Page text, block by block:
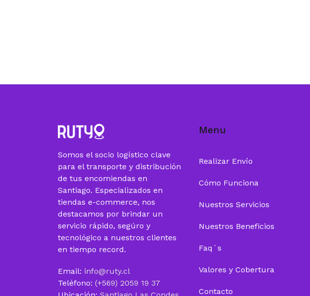
Somos el socio logístico clave
para el transporte y distribución
de tus encomiendas en
Santiago. Especializados en
tiendas e-commerce, nos
destacamos por brindar un
servicio rápido, segúro y
tecnológico a nuestros clientes
en tiempo record.
Email: info@ruty.cl
Teléfono: (+569) 2059 19 37
Menu
Realizar Envío
Cómo Funciona
Nuestros Servicios
Nuestros Beneficios
Faq´s
Valores y Cobertura
Contacto